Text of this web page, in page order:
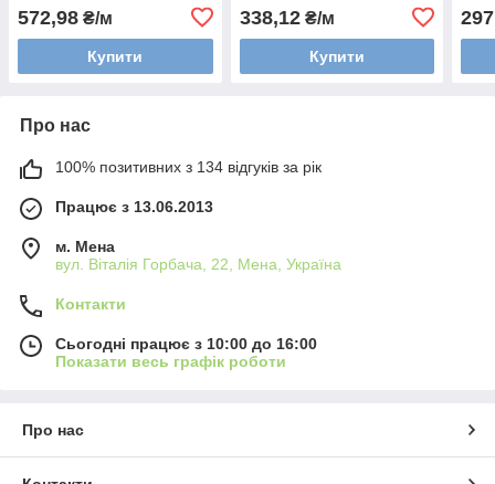
572,98 ₴/м
Купити
338,12₴/м
Купити
Про нас
100% позитивних з 134 відгуків за рік
Працює з 13.06.2013
м. Мена
вул. Віталія Горбача, 22, Мена, Україна
Контакти
Сьогодні працює з 10:00 до 16:00
Показати весь графік роботи
Про нас